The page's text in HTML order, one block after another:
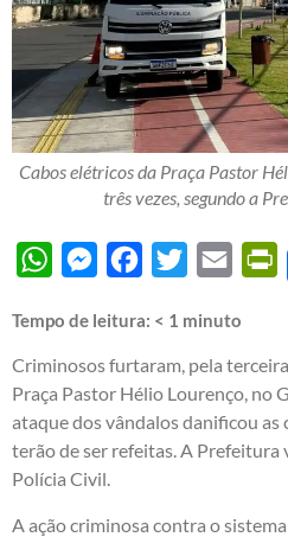
Cabos elétricos da Praça Pastor
três vezes, segundo a
WhatsAppMessengerFacebook
Twitter Email
Tempo de leitura: < 1 minuto
Criminosos furtaram, pela
Praça Pastor Hélio Lourenço, no
ataque dos vândalos danificou as
terão de ser refeitas. A Prefeitura
Polícia Civil.
A ação criminosa contra o